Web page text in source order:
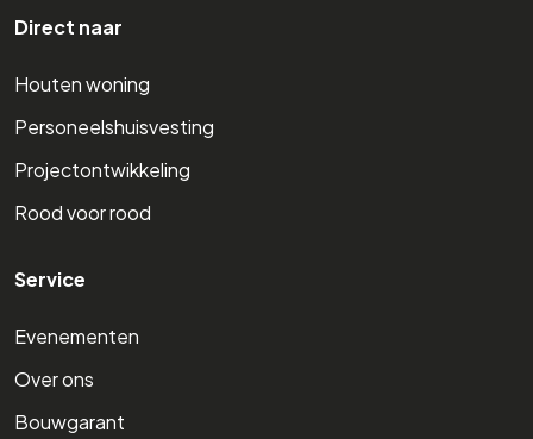
Direct naar
Houten woning
Personeelshuisvesting
Projectontwikkeling
Rood voor rood
Service
Evenementen
Over ons
Bouwgarant